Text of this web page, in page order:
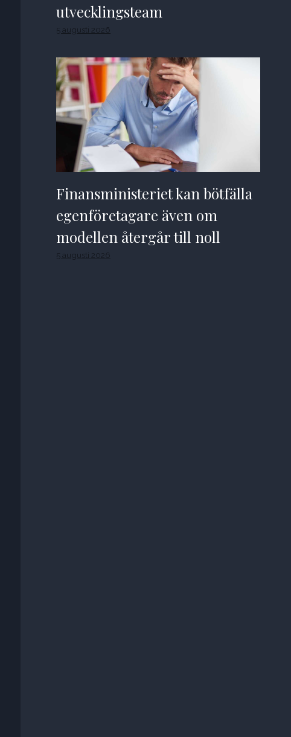
utvecklingsteam
5 augusti 2026
Finansministeriet kan bötfälla
egenföretagare även om
modellen återgår till noll
5 augusti 2026